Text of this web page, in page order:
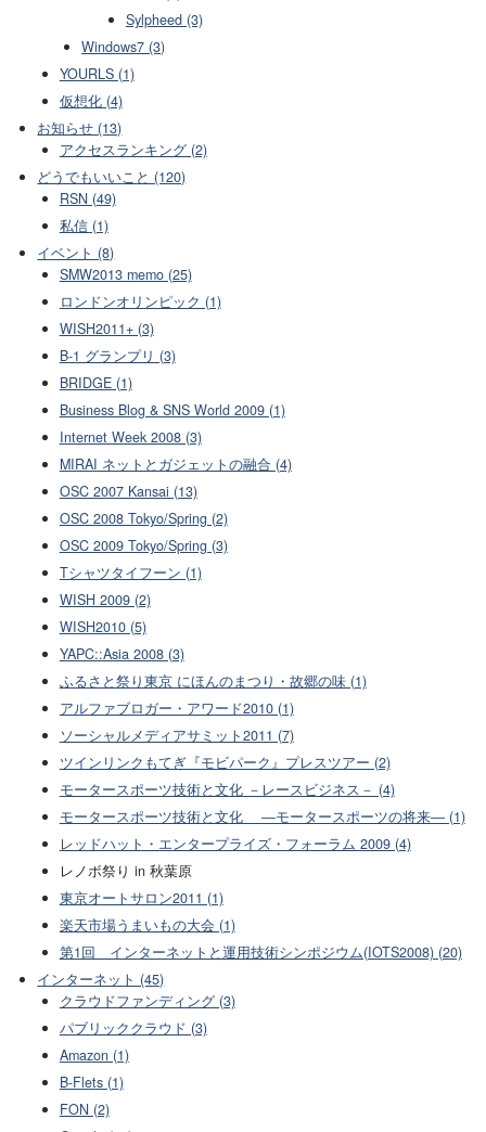
Sylpheed (3)
Windows7 (3)
YOURLS (1)
仮想化 (4)
お知らせ (13)
アクセスランキング (2)
どうでもいいこと (120)
RSN (49)
私信 (1)
イベント (8)
SMW2013 memo (25)
ロンドンオリンピック (1)
WISH2011+ (3)
B-1 グランプリ (3)
BRIDGE (1)
Business Blog & SNS World 2009 (1)
Internet Week 2008 (3)
MIRAI ネットとガジェットの融合 (4)
OSC 2007 Kansai (13)
OSC 2008 Tokyo/Spring (2)
OSC 2009 Tokyo/Spring (3)
Tシャツタイフーン (1)
WISH 2009 (2)
WISH2010 (5)
YAPC::Asia 2008 (3)
ふるさと祭り東京 にほんのまつり・故郷の味 (1)
アルファブロガー・アワード2010 (1)
ソーシャルメディアサミット2011 (7)
ツインリンクもてぎ『モビパーク』プレスツアー (2)
モータースポーツ技術と文化 －レースビジネス－ (4)
モータースポーツ技術と文化 ―モータースポーツの将来― (1)
レッドハット・エンタープライズ・フォーラム 2009 (4)
レノボ祭り in 秋葉原
東京オートサロン2011 (1)
楽天市場うまいもの大会 (1)
第1回 インターネットと運用技術シンポジウム(IOTS2008) (20)
インターネット (45)
クラウドファンディング (3)
パブリッククラウド (3)
Amazon (1)
B-Flets (1)
FON (2)